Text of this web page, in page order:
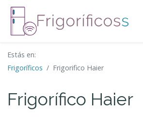
Estás en:
Frigoríficos
Frigorifico Haier
Frigorífico Haier